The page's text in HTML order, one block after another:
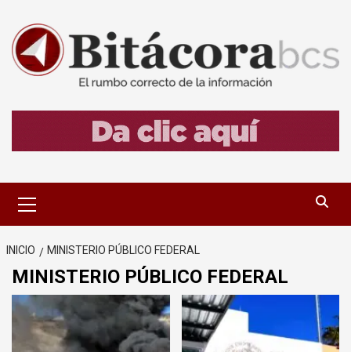
contenido
primario
INICIO MINISTERIO PÚBLICO FEDERAL
MINISTERIO PÚBLICO FEDERAL